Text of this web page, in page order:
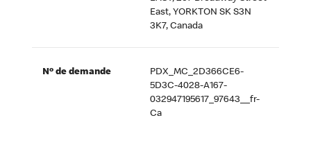
East, YORKTON SK S3N
3K7, Canada
Nº de demande
PDX_MC_2D366CE6-
5D3C-4028-A167-
032947195617_97643__fr-
Ca